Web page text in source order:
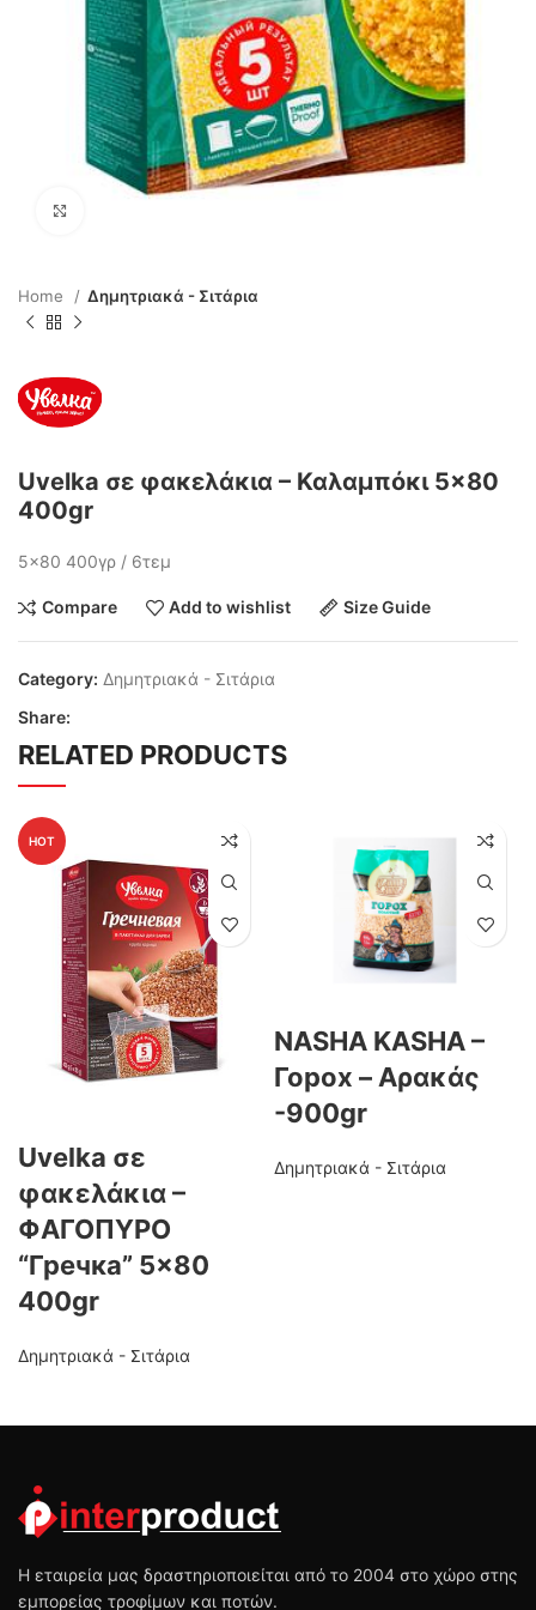
Home Δημητριακά - Σιτάρια
Uvelka σε φακελάκια – Καλαμπόκι 5×80
400gr
5×80 400γρ / 6τεμ
Compare Add to wishlist Size Guide
Category: Δημητριακά - Σιτάρια
Share:
RELATED PRODUCTS
HOT
Uvelka σε
φακελάκια –
ΦΑΓΟΠΥΡΟ
“Гречка” 5×80
400gr
Δημητριακά - Σιτάρια
NASHA KASHA –
Горох – Αρακάς
-900gr
Δημητριακά - Σιτάρια
Η εταιρεία μας δραστηριοποιείται από το 2004 στο χώρο στης
εμπορείας τροφίμων και ποτών.